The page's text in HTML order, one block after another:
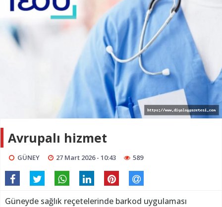
Avrupalı hizmet
GÜNEY 27 Mart 2026 - 10:43 589
Güneyde sağlık reçetelerinde barkod uygulaması